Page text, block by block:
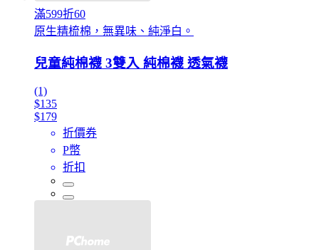
滿599折60
原生精梳棉，無異味、純淨白。
兒童純棉襪 3雙入 純棉襪 透氣襪
(1)
$135
$179
折價券
P幣
折扣